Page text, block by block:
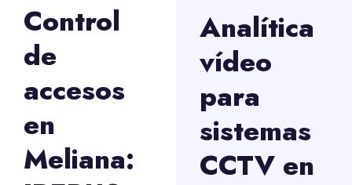
Control
de
accesos
en
Meliana:
Analítica
vídeo
para
sistemas
CCTV en